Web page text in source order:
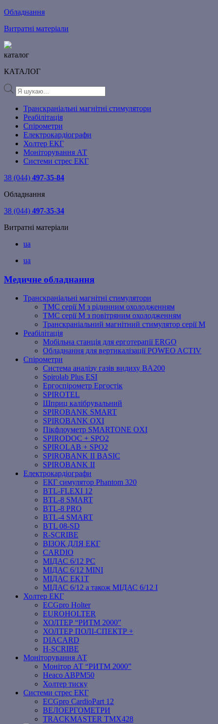
Обладнання
Витратні матеріали
каталог
КАТАЛОГ
Products
search
Транскраніальні магнітні стимулятори
Реабілітація
Спірометри
Електрокардіографи
Холтер ЕКГ
Моніторування АТ
Системи стрес ЕКГ
38 (044) 497-35-84
Обладнання
38 (044) 497-35-34
Витратні матеріали
ua
ua
Медичне обладнання
Транскраніальні магнітні стимулятори
ТМС серії M з рідинним охолодженням
ТМС серії M з повітряним охолодженням
Транскраніальний магнітний стимулятор серії M
Реабілітація
Мобільна станція для ерготерапії ERGO
Обладнання для вертикалізації POWEO ACTIV
Спірометри
Система аналізу газів видиху BA200
Spirolab Plus ESI
Ергоспірометр Ергостік
SPIROTEL
Шприц калібрувальний
SPIROBANK SMART
SPIROBANK OXI
Пікфлоуметр SMARTONE OXI
SPIRODOC + SPO2
SPIROLAB + SPO2
SPIROBANK II BASIC
SPIROBANK II
Електрокардіографи
ЕКГ симулятор Phantom 320
BTL-FLEXI 12
BTL-8 SMART
BTL-8 PRO
BTL-4 SMART
BTL 08-SD
R-SCRIBE
ВІЗОК ДЛЯ ЕКГ
CARDIO
МІДАС 6/12 PC
МІДАС 6/12 MINI
МІДАС ЕК1Т
МІДАС 6/12 а також МІДАС 6/12 І
Холтер ЕКГ
ECGpro Holter
EUROHOLTER
ХОЛТЕР “РИТМ 2000”
ХОЛТЕР ПОЛІ-СПЕКТР +
DIACARD
H-SCRIBE
Моніторування АТ
Монітор АТ “РИТМ 2000”
Heaco ABPM50
Холтер тиску
Системи стрес ЕКГ
ECGpro CardioPart 12
ВЕЛОЕРГОМЕТРИ
TRACKMASTER TMX428